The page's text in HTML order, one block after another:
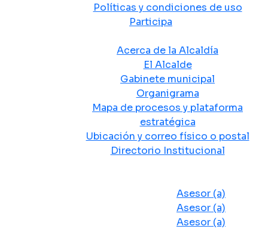
Políticas y condiciones de uso
Participa
Acerca de la Alcaldía
El Alcalde
Gabinete municipal
Organigrama
Mapa de procesos y plataforma
estratégica
Ubicación y correo físico o postal
Directorio Institucional
Asesor (a)
Asesor (a)
Asesor (a)